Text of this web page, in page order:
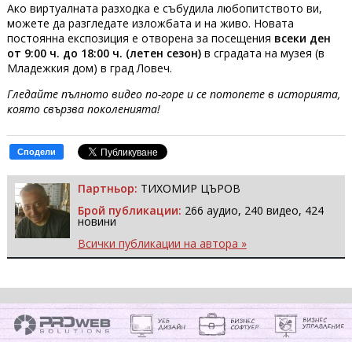
Ако виртуалната разходка е събудила любопитството ви,
можете да разгледате изложбата и на живо. Новата
постоянна експозиция е отворена за посещения всеки ден
от 9:00 ч. до 18:00 ч. (летен сезон)в сградата на музея (в
Младежкия дом) в град Ловеч.
Гледайте пълното видео по-горе и се потопете в историята,
която свързва поколенията!
Сподели
Партньор: ТИХОМИР ЦЪРОВ
Брой публикации: 266 аудио, 240 видео, 424
новини
Всички публикации на автора »